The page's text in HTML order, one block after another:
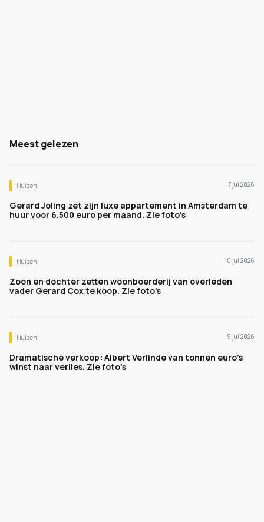
Meest gelezen
Huizen 7 jul 2026
Gerard Joling zet zijn luxe appartement in Amsterdam te
huur voor 6.500 euro per maand. Zie foto's
Huizen 10 jul 2026
Zoon en dochter zetten woonboerderij van overleden
vader Gerard Cox te koop. Zie foto's
Huizen 9 jul 2026
Dramatische verkoop: Albert Verlinde van tonnen euro's
winst naar verlies. Zie foto's